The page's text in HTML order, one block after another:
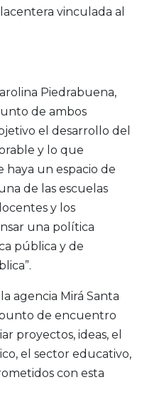
vinculada al
Piedrabuena,
de ambos
el desarrollo del
y lo que
haya un espacio de
de las escuelas
y los
una política
pública y de
agencia Mirá Santa
de encuentro
proyectos, ideas, el
el sector educativo,
con esta